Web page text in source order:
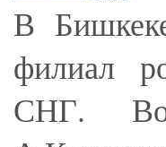
В
филиал
СНГ. Во